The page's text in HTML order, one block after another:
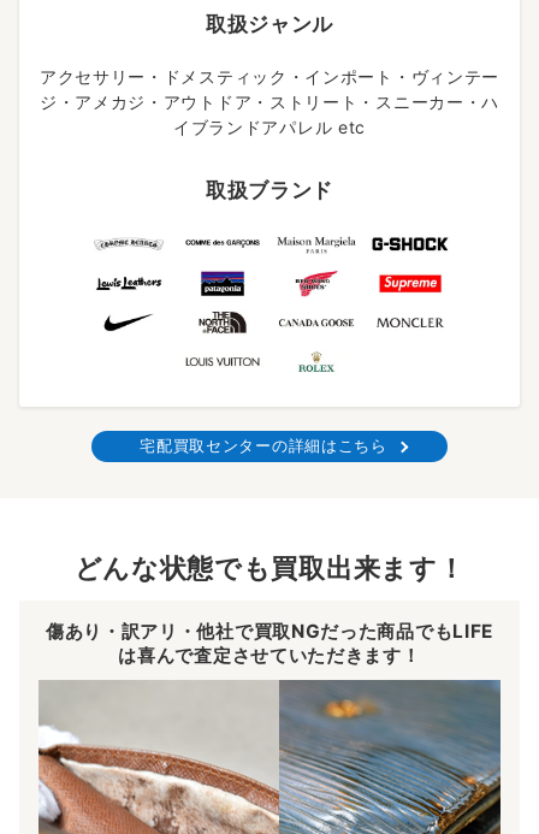
取扱ジャンル
アクセサリー・ドメスティック・インポート・ヴィンテー
ジ・アメカジ・アウトドア・ストリート・スニーカー・ハ
イブランドアパレル etc
取扱ブランド
宅配買取センターの詳細はこちら
どんな状態でも買取出来ます！
傷あり・訳アリ・他社で買取NGだった商品でもLIFE
は喜んで査定させていただきます！